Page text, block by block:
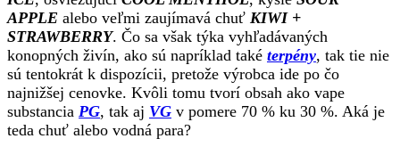
APPLE alebo veľmi zaujímavá chuť KIWI +
STRAWBERRY. Čo sa však týka vyhľadávaných
konopných živín, ako sú napríklad také terpény, tak tie nie
sú tentokrát k dispozícii, pretože výrobca ide po čo
najnižšej cenovke. Kvôli tomu tvorí obsah ako vape
substancia PG, tak aj VG v pomere 70 % ku 30 %. Aká je
teda chuť alebo vodná para?